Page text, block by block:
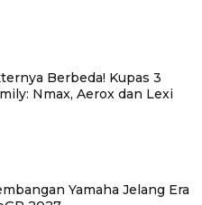
Berbeda! Kupas 3
Nmax, Aerox dan Lexi
Yamaha Jelang Era